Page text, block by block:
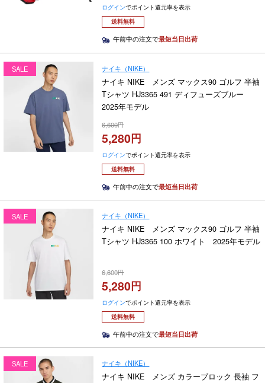
ログインでポイント還元率を表示
送料無料
午前中の注文で最短当日出荷
SALE ナイキ（NIKE）
ナイキ NIKE メンズ マックス90 ゴルフ 半袖
Tシャツ HJ3365 491 ディフューズブルー
2025年モデル
6,600
5,280
ログインでポイント還元率を表示
送料無料
午前中の注文で最短当日出荷
SALE ナイキ（NIKE）
ナイキ NIKE メンズ マックス90 ゴルフ 半袖
Tシャツ HJ3365 100 ホワイト 2025年モデル
6,600
5,280
ログインでポイント還元率を表示
送料無料
午前中の注文で最短当日出荷
SALE ナイキ（NIKE）
ナイキ NIKE メンズ カラーブロック 長袖 フ